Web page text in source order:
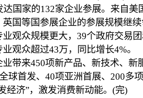
达国家的132家企业参展。来自美
国等国参展企业的参展规模继
众规模更大，39个政府交易团
观众超过43万，同比增长4%。
来450项新产品、新技术、新
球首发、40项亚洲首展、200多
经济”，激发消费新动能。(完)